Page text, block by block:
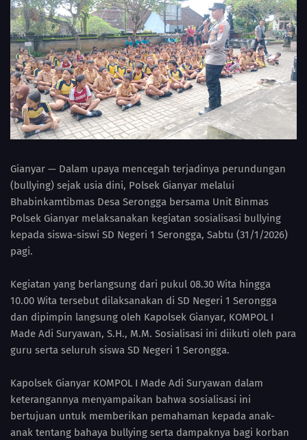
Gianyar — Dalam upaya mencegah terjadinya perundungan
(bullying) sejak usia dini, Polsek Gianyar melalui
Bhabinkamtibmas Desa Serongga bersama Unit Binmas
Polsek Gianyar melaksanakan kegiatan sosialisasi bullying
kepada siswa-siswi SD Negeri 1 Serongga, Sabtu (31/1/2026)
pagi.
Kegiatan yang berlangsung dari pukul 08.30 Wita hingga
10.00 Wita tersebut dilaksanakan di SD Negeri 1 Serongga
dan dipimpin langsung oleh Kapolsek Gianyar, KOMPOL I
Made Adi Suryawan, S.H., M.M. Sosialisasi ini diikuti oleh para
guru serta seluruh siswa SD Negeri 1 Serongga.
Kapolsek Gianyar KOMPOL I Made Adi Suryawan dalam
keterangannya menyampaikan bahwa sosialisasi ini
bertujuan untuk memberikan pemahaman kepada anak-
anak tentang bahaya bullying serta dampaknya bagi korban